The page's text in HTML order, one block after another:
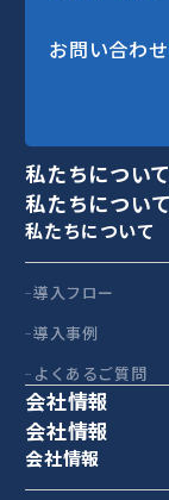
お問い合わ
私たちについて
私たちについて
私たちについて
導入フロー
導入事例
よくあるご質問
会社情報
会社情報
会社情報